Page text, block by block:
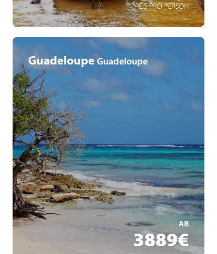
PREIS PRO PERSON
Guadeloupe Guadeloupe
AB
3889€
Paysages naturels exceptionnels
Culture et les traditions guadeloupéennes
Marie-Galante en bateau
MEHR ERFAHREN